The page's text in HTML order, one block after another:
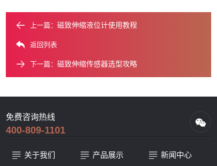
上一篇： 磁致伸缩液位计使用教程
返回列表
下一篇： 磁致伸缩传感器选型攻略
免费咨询热线
400-809-1101
关于我们 产品展示 新闻中心